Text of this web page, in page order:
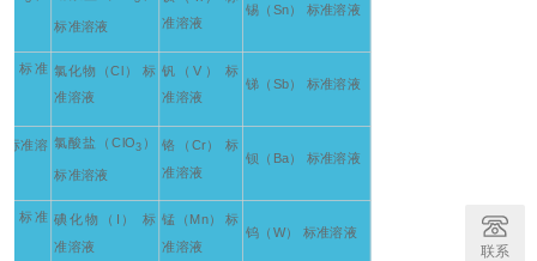
标准溶液
准溶液
锡（Sn） 标准溶液
标准 氯化物（Cl） 标
准溶液
钒（V） 标
准溶液
锑（Sb） 标准溶液
标准溶 氯酸盐（ClO3 ）
标准溶液
铬（Cr） 标
准溶液
钡（Ba） 标准溶液
） 标准 碘化物（I） 标
准溶液
锰（Mn） 标
准溶液
钨（W） 标准溶液
联系